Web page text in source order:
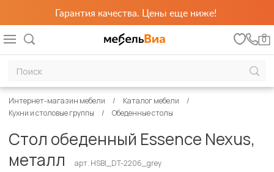
Гарантия качества. Цены еще ниже!
0
Интернет-магазин мебели
Каталог мебели
Кухни и столовые группы
Обеденные столы
Стол обеденный Essence Nexus,
металл
арт. HSBI_DT-2206_grey